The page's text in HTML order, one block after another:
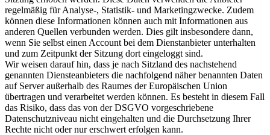
regelmäßig für Analyse-, Statistik- und Marketingzwecke. Zudem
können diese Informationen können auch mit Informationen aus
anderen Quellen verbunden werden. Dies gilt insbesondere dann,
wenn Sie selbst einen Account bei dem Dienstanbieter unterhalten
und zum Zeitpunkt der Sitzung dort eingeloggt sind.
Wir weisen darauf hin, dass je nach Sitzland des nachstehend
genannten Diensteanbieters die nachfolgend näher benannten Daten
auf Server außerhalb des Raumes der Europäischen Union
übertragen und verarbeitet werden können. Es besteht in diesem Fall
das Risiko, dass das von der DSGVO vorgeschriebene
Datenschutzniveau nicht eingehalten und die Durchsetzung Ihrer
Rechte nicht oder nur erschwert erfolgen kann.